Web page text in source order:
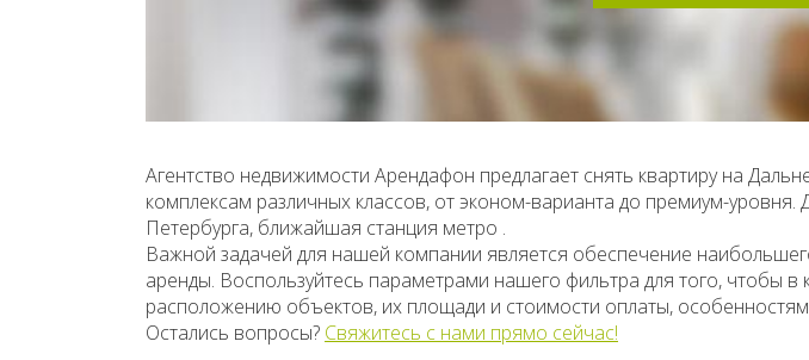
Агентство недвижимости Арендафон предлагает снять квартиру на
комплексам различных классов, от эконом-варианта до премиум-
Петербурга, ближайшая станция метро .
Важной задачей для нашей компании является обеспечение
аренды. Воспользуйтесь параметрами нашего фильтра для того, чтобы в
расположению объектов, их площади и стоимости оплаты, особенностям
Остались вопросы? Свяжитесь с нами прямо сейчас!